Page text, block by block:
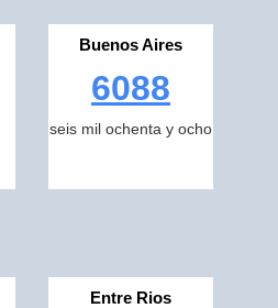
Buenos Aires
6088
seis mil ochenta y ocho
Entre Rios